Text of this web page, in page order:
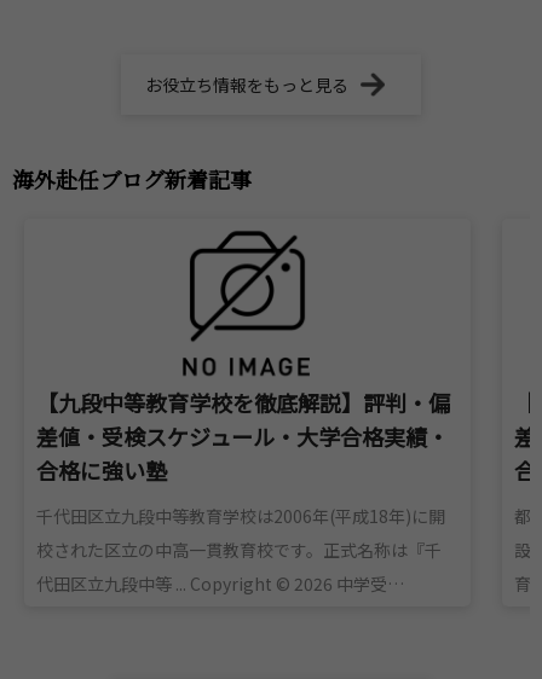
お役立ち情報をもっと見る
海外赴任ブログ新着記事
【九段中等教育学校を徹底解説】評判・偏
差値・受検スケジュール・大学合格実績・
合格に強い塾
千代田区立九段中等教育学校は2006年(平成18年)に開
校された区立の中高一貫教育校です。正式名称は『千
代田区立九段中等 ... Copyright © 2026 中学受…
差
合
都
設
育